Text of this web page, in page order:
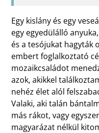
Egy kislány és egy
egy egyedülálló
és a tesójukat hagyták
embert foglalkoztató
mozaikcsaládot
azok, akikkel
nehéz élet alól
Valaki, aki talán
más rákot, vagy
magyarázat nélkül